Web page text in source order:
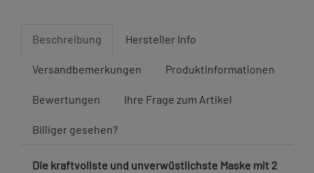
Beschreibung Hersteller Info
Versandbemerkungen Produktinformationen
Bewertungen Ihre Frage zum Artikel
Billiger gesehen?
Die kraftvollste und unverwüstlichste Maske mit 2